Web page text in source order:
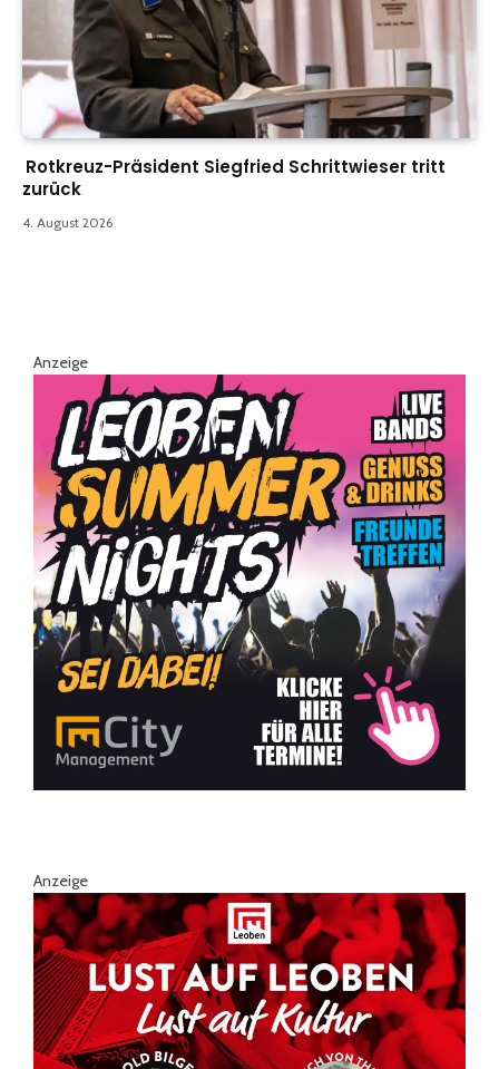
Rotkreuz-Präsident Siegfried Schrittwieser tritt
zurück
4. August 2026
Anzeige
Anzeige